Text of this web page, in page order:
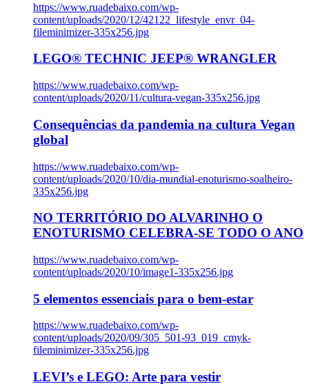
https://www.ruadebaixo.com/wp-
content/uploads/2020/12/42122_lifestyle_envr_04-
fileminimizer-335x256.jpg
LEGO® TECHNIC JEEP® WRANGLER
https://www.ruadebaixo.com/wp-
content/uploads/2020/11/cultura-vegan-335x256.jpg
Consequências da pandemia na cultura Vegan
global
https://www.ruadebaixo.com/wp-
content/uploads/2020/10/dia-mundial-enoturismo-soalheiro-
335x256.jpg
NO TERRITÓRIO DO ALVARINHO O
ENOTURISMO CELEBRA-SE TODO O ANO
https://www.ruadebaixo.com/wp-
content/uploads/2020/10/image1-335x256.jpg
5 elementos essenciais para o bem-estar
https://www.ruadebaixo.com/wp-
content/uploads/2020/09/305_501-93_019_cmyk-
fileminimizer-335x256.jpg
LEVI’s e LEGO: Arte para vestir